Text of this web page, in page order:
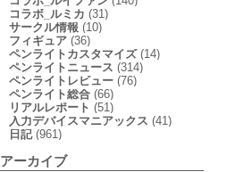
コラボ_ルミカ (31)
サークル情報 (10)
フィギュア(36)
ペンライトカスタマイズ(14)
ペンライトニュース (314)
ペンライトレビュー(76)
ペンライト総合(66)
リアルレポート (51)
入力デバイスマニアックス (41)
日記(961)
アーカイブ